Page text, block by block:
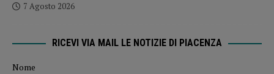
7 Agosto 2026
RICEVI VIA MAIL LE NOTIZIE DI PIACENZA
Nome